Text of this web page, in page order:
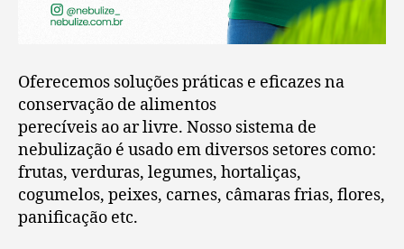
Oferecemos soluções práticas e eficazes na
conservação de alimentos
perecíveis ao ar livre. Nosso sistema de
nebulização é usado em diversos setores como:
frutas, verduras, legumes, hortaliças,
cogumelos, peixes, carnes, câmaras frias, flores,
panificação etc.